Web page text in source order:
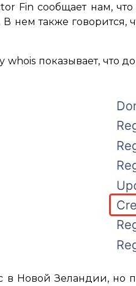
Fin сообщает нам,
нем также говорится,
whois показывает, что
в Новой Зеландии, но